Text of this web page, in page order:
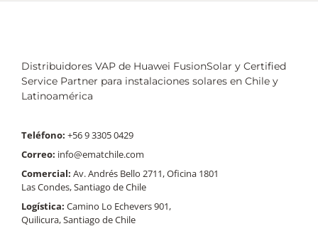
Distribuidores VAP de Huawei FusionSolar y Certified
Service Partner para instalaciones solares en Chile y
Latinoamérica
Teléfono: +56 9 3305 0429
Correo: info@ematchile.com
Comercial: Av. Andrés Bello 2711, Oficina 1801
Las Condes, Santiago de Chile
Logística: Camino Lo Echevers 901,
Quilicura, Santiago de Chile